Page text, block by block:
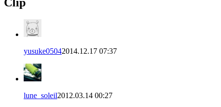
yusuke05042014.12.17 07:37
lune_soleil2012.03.14 00:27